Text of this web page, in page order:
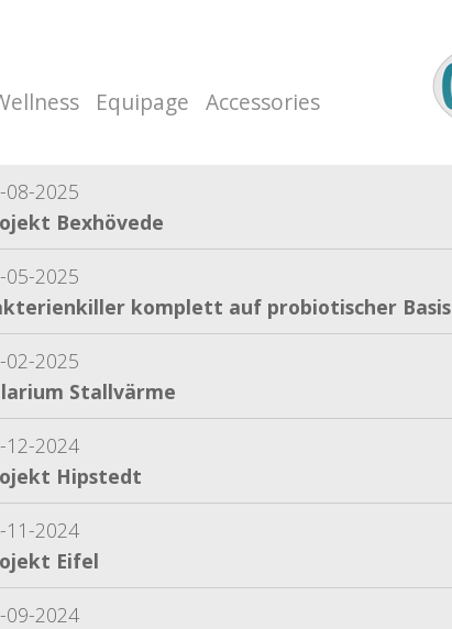
Equipage Accessories
08-2025
Bexhövede
05-2025
komplett auf probiotischer Basis
02-2025
Stallvärme
12-2024
Hipstedt
11-2024
Eifel
09-2024